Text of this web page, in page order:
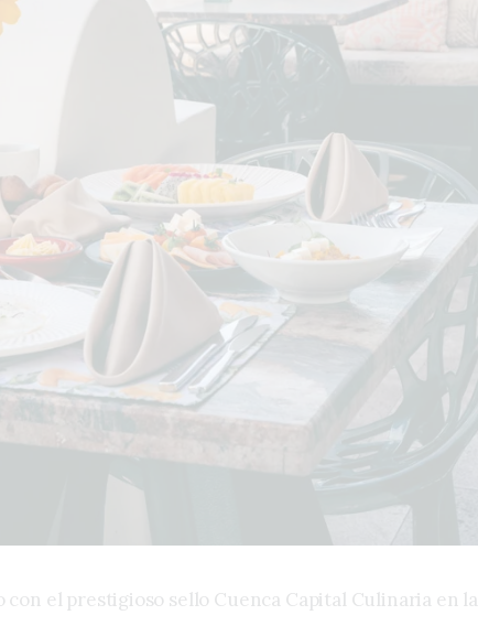
el prestigioso sello Cuenca Capital Culinaria en la